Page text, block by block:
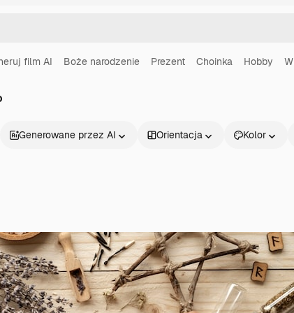
film AI Boże narodzenie Prezent Choinka Hobby
Generowane przez AI Orientacja Kolor
Produkty Zacznij